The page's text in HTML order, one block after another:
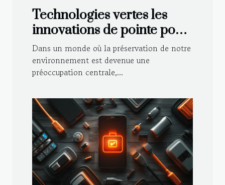
Technologies vertes les
innovations de pointe pour
un avenir durable
Dans un monde où la préservation de notre
environnement est devenue une
préoccupation centrale,...